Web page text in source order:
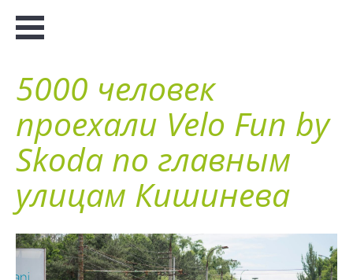
5000 человек
проехали Velo Fun by
Skoda по главным
улицам Кишинева